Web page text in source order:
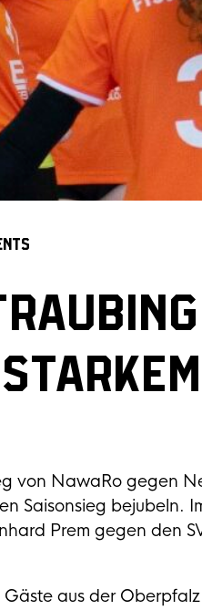
von NawaRo gegen
Saisonsieg
Prem gegen den
aus der